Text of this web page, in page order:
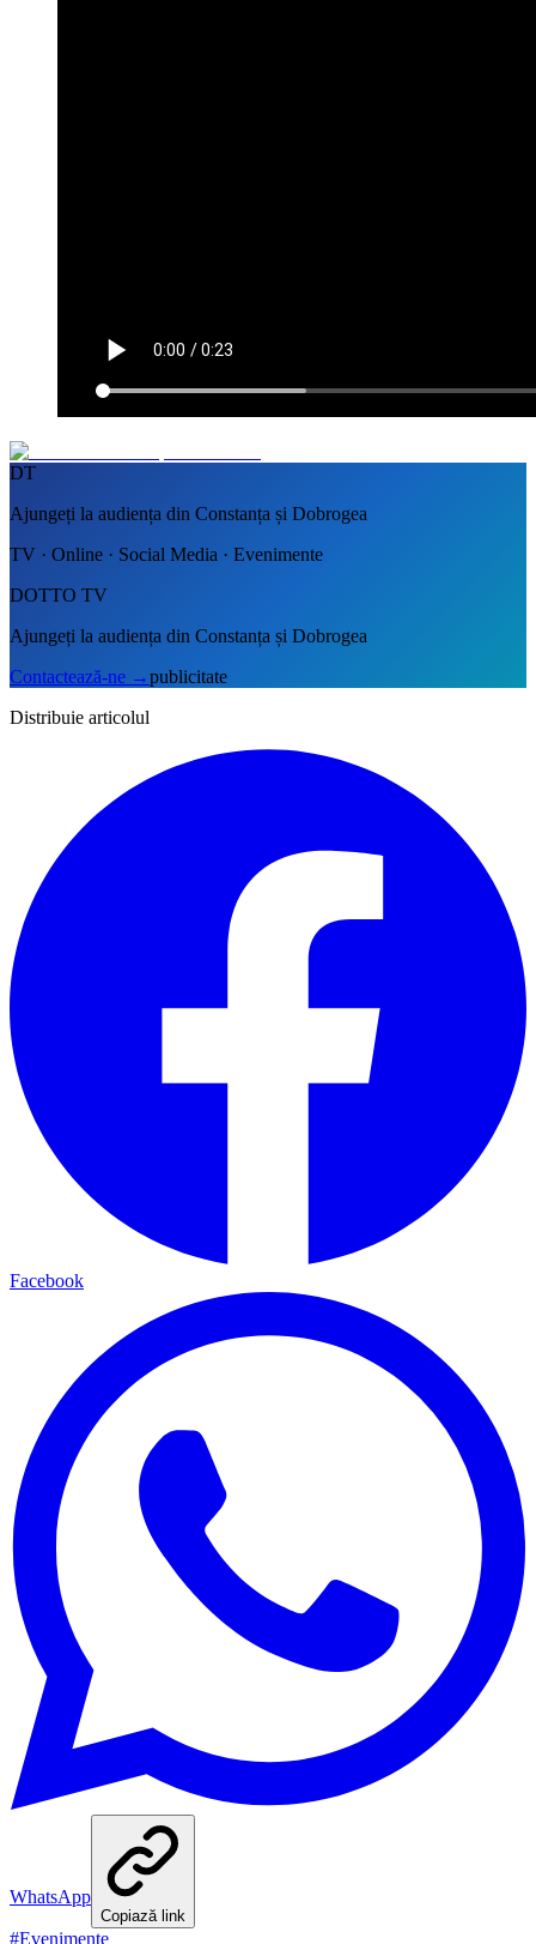
DT
Ajungeți la audiența din Constanța și Dobrogea
TV · Online · Social Media · Evenimente
DOTTO TV
Ajungeți la audiența din Constanța și Dobrogea
Contactează-ne →publicitate
Distribuie articolul
Facebook
WhatsApp
Copiază link
#Evenimente